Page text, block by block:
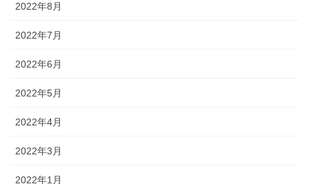
2022年8月
2022年7月
2022年6月
2022年5月
2022年4月
2022年3月
2022年1月